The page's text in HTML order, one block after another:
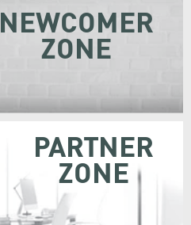
NEWCOMER
ZONE
PARTNER
ZONE